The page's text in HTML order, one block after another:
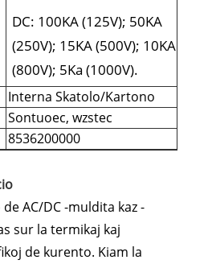
DC: 100KA (125V); 50KA
(250V); 15KA (500V); 10KA
(800V); 5Ka (1000V).
Interna Skatolo/Kartono
Sontuoec, wzstec
8536200000
AC/DC -muldita kaz -
sur la termikaj kaj
de kurento. Kiam la